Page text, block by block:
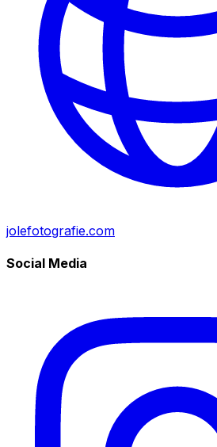
jolefotografie.com
Social Media